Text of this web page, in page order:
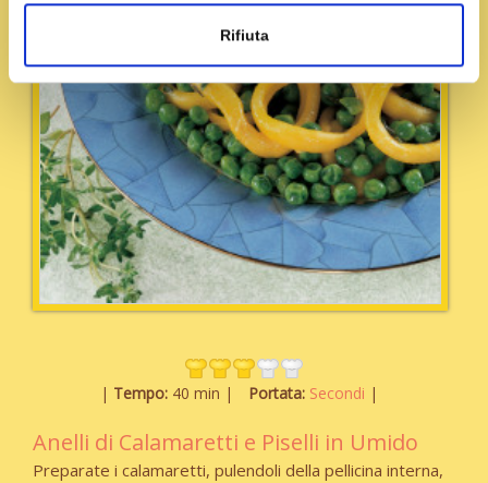
Rifiuta
Tempo: 40 min Portata: Secondi
Anelli di Calamaretti e Piselli in Umido
Preparate i calamaretti, pulendoli della pellicina interna,